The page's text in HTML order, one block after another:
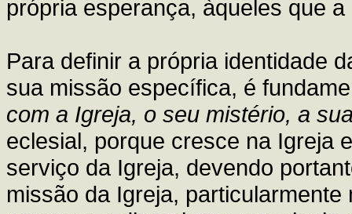
própria esperança, àqueles que
Para definir a própria identidade
sua missão específica, é
com a Igreja, o seu mistério, a
eclesial, porque cresce na Igreja
serviço da Igreja, devendo
missão da Igreja,